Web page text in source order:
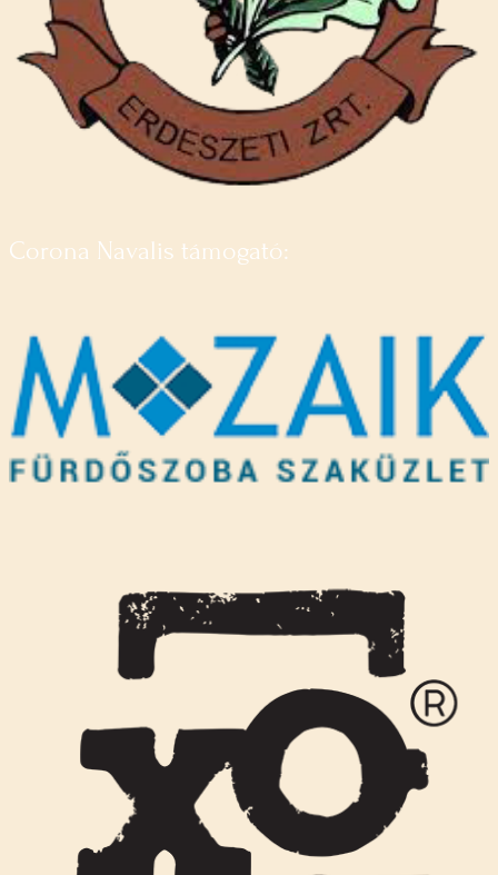
Corona Navalis támogató: